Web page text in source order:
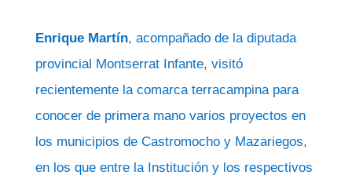
Enrique Martín, acompañado de la diputada
provincial Montserrat Infante, visitó
recientemente la comarca terracampina para
conocer de primera mano varios proyectos en
los municipios de Castromocho y Mazariegos,
en los que entre la Institución y los respectivos